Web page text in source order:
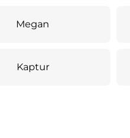
Megan
Kaptur